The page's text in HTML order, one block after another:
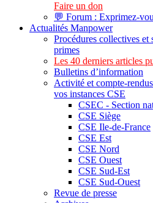
Faire un don
💬 Forum : Exprimez-
Actualités Manpower
Procédures collectives et
primes
Les 40 derniers articles
Bulletins d’information
Activité et compte-
vos instances CSE
CSEC - Section
CSE Siège
CSE Ile-de-France
CSE Est
CSE Nord
CSE Ouest
CSE Sud-Est
CSE Sud-Ouest
Revue de presse